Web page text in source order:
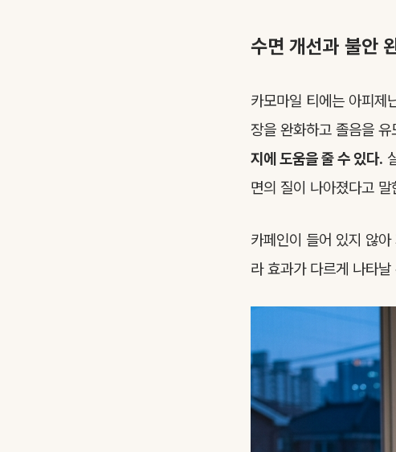
수면 개선과 불안
카모마일 티에는 아피제
장을 완화하고 졸음을
지에 도움을 줄 수 있다.
면의 질이 나아졌다고 말
카페인이 들어 있지 않
라 효과가 다르게 나타